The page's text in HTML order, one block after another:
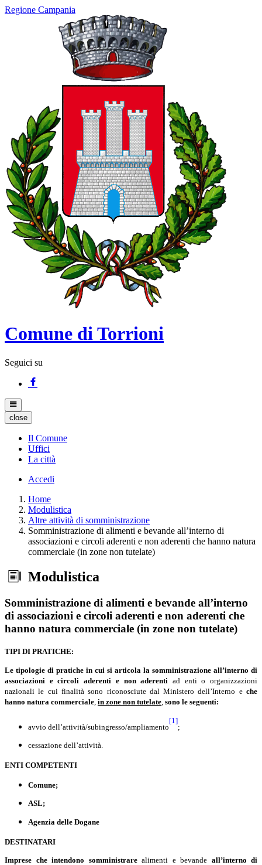
Regione Campania
Comune di Torrioni
Seguici su
close
Il Comune
Uffici
La città
Accedi
Home
Modulistica
Altre attività di somministrazione
Somministrazione di alimenti e bevande all’interno di
associazioni e circoli aderenti e non aderenti che hanno natura
commerciale (in zone non tutelate)
Modulistica
Somministrazione di alimenti e bevande all’interno
di associazioni e circoli aderenti e non aderenti che
hanno natura commerciale (in zone non tutelate)
TIPI DI PRATICHE:
Le tipologie di pratiche in cui si articola la somministrazione all’interno di
associazioni e circoli
aderenti e non aderenti ad enti o organizzazioni
nazionali le cui finalità sono riconosciute dal Ministero dell’Interno e che
hanno natura commerciale in zone non tutelate sono le seguenti:
avvio dell’attività/subingresso/ampliamento
[1]
;
cessazione dell’attività.
ENTI COMPETENTI
Comune;
ASL;
Agenzia delle Dogane
DESTINATARI
Imprese che intendono somministrarealimenti e bevande all’interno di